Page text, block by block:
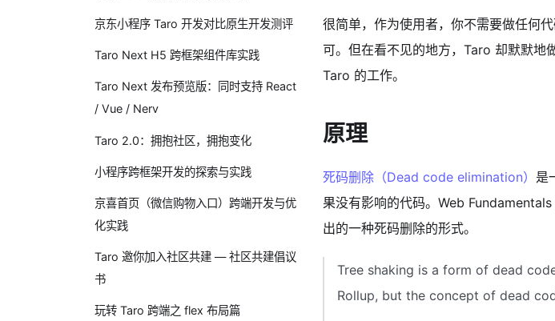
京东小程序 Taro 开发对比原生开发测评
Taro Next H5 跨框架组件库实践
Taro Next 发布预览版：同时支持 React
/ Vue / Nerv
Taro 2.0：拥抱社区，拥抱变化
小程序跨框架开发的探索与实践
京喜首页（微信购物入口）跨端开发与优
化实践
Taro 邀你加入社区共建 — 社区共建倡议
书
玩转 Taro 跨端之 flex 布局篇
很简单，作为使用者，你不需要做任何
可。但在看不见的地方，Taro 却默默地
Taro 的工作。
原理
死码删除（Dead code elimination） 是
果没有影响的代码。Web
出的一种死码删除的形式。
Tree shaking is a form of dead
Rollup, but the concept of dead